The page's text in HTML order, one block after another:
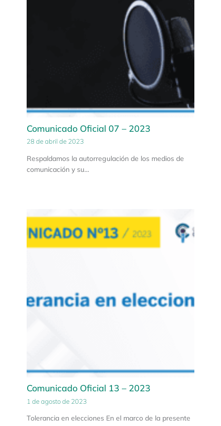
Comunicado Oficial 07 – 2023
28 de abril de 2023
Respaldamos la autorregulación de los medios de
comunicación y su…
Comunicado Oficial 13 – 2023
1 de agosto de 2023
Tolerancia en elecciones En el marco de la presente